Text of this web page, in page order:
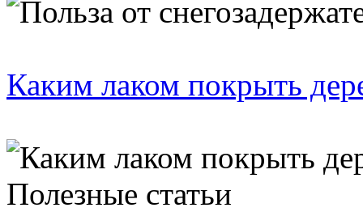
Каким лаком покрыть
Полезные статьи